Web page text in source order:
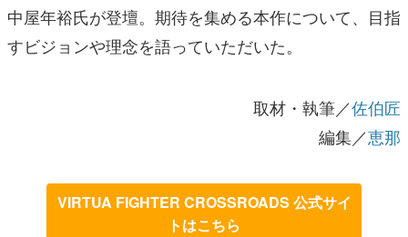
中屋年裕氏が登壇。期待を集める本作について、目指
すビジョンや理念を語っていただいた。
取材・執筆／佐伯匠
編集／恵那
VIRTUA FIGHTER CROSSROADS 公式サイ
トはこちら